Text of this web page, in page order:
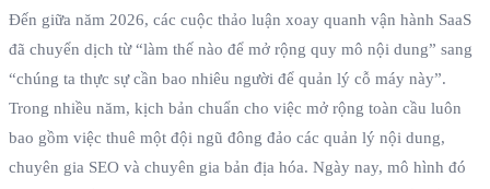
Đến giữa năm 2026, các cuộc thảo luận xoay quanh vận hành SaaS
đã chuyển dịch từ “làm thế nào để mở rộng quy mô nội dung” sang
“chúng ta thực sự cần bao nhiêu người để quản lý cỗ máy này”.
Trong nhiều năm, kịch bản chuẩn cho việc mở rộng toàn cầu luôn
bao gồm việc thuê một đội ngũ đông đảo các quản lý nội dung,
chuyên gia SEO và chuyên gia bản địa hóa. Ngày nay, mô hình đó